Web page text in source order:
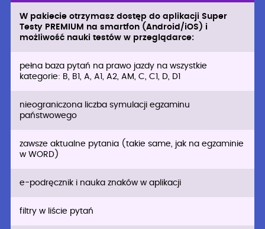
W pakiecie otrzymasz dostęp do aplikacji Super
Testy PREMIUM na smartfon (Android/iOS) i
możliwość nauki testów w przeglądarce:
pełna baza pytań na prawo jazdy na wszystkie
kategorie: B, B1, A, A1, A2, AM, C, C1, D, D1
nieograniczona liczba symulacji egzaminu
państwowego
zawsze aktualne pytania (takie same, jak na egzaminie
w WORD)
e-podręcznik i nauka znaków w aplikacji
filtry w liście pytań